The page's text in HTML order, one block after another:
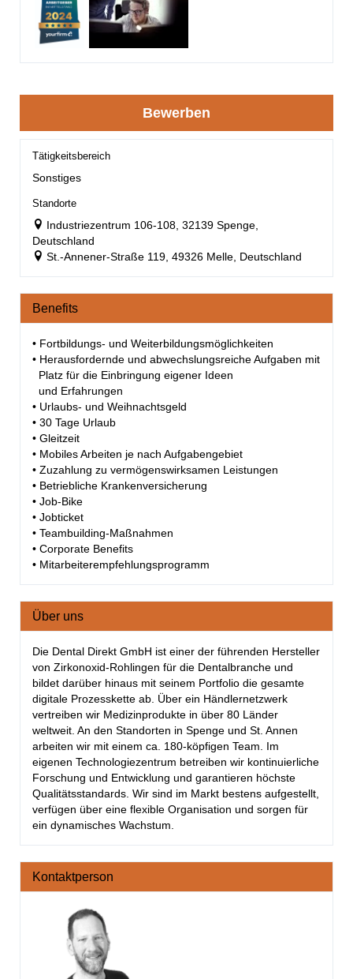
Bewerben
Tätigkeitsbereich
Sonstiges
Standorte
Industriezentrum 106-108, 32139 Spenge,
Deutschland
St.-Annener-Straße 119, 49326 Melle, Deutschland
Benefits
• Fortbildungs- und Weiterbildungsmöglichkeiten
• Herausfordernde und abwechslungsreiche Aufgaben mit
Platz für die Einbringung eigener Ideen
und Erfahrungen
• Urlaubs- und Weihnachtsgeld
• 30 Tage Urlaub
• Gleitzeit
• Mobiles Arbeiten je nach Aufgabengebiet
• Zuzahlung zu vermögenswirksamen Leistungen
• Betriebliche Krankenversicherung
• Job-Bike
• Jobticket
• Teambuilding-Maßnahmen
• Corporate Benefits
• Mitarbeiterempfehlungsprogramm
Über uns
Die Dental Direkt GmbH ist einer der führenden Hersteller
von Zirkonoxid-Rohlingen für die Dentalbranche und
bildet darüber hinaus mit seinem Portfolio die gesamte
digitale Prozesskette ab. Über ein Händlernetzwerk
vertreiben wir Medizinprodukte in über 80 Länder
weltweit. An den Standorten in Spenge und St. Annen
arbeiten wir mit einem ca. 180-köpfigen Team. Im
eigenen Technologiezentrum betreiben wir kontinuierliche
Forschung und Entwicklung und garantieren höchste
Qualitätsstandards. Wir sind im Markt bestens aufgestellt,
verfügen über eine flexible Organisation und sorgen für
ein dynamisches Wachstum.
Kontaktperson